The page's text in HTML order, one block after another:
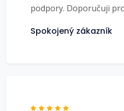
podpory. Doporučuji
Spokojený zákazník